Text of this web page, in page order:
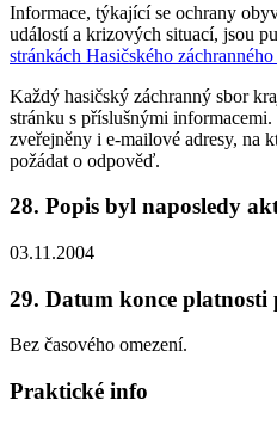
Informace, týkající se ochrany
událostí a krizových situací, jsou
stránkách Hasičského
Každý hasičský záchranný sbor
stránku s příslušnými
zveřejněny i e-mailové adresy, na
požádat o odpověď.
28. Popis byl naposledy
03.11.2004
29. Datum konce platnosti
Bez časového omezení.
Praktické info